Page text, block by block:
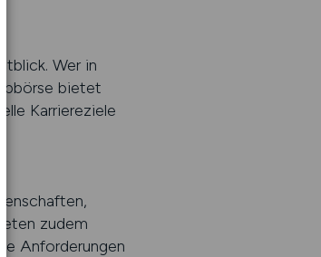
Wer in
bietet
Karriereziele
zudem
Anforderungen